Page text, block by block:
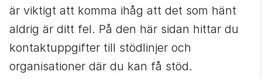
är viktigt att komma ihåg att det som hänt
aldrig är ditt fel. På den här sidan hittar du
kontaktuppgifter till stödlinjer och
organisationer där du kan få stöd.